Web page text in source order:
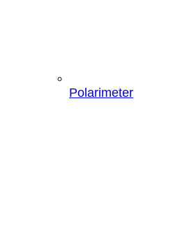
Polarimeter